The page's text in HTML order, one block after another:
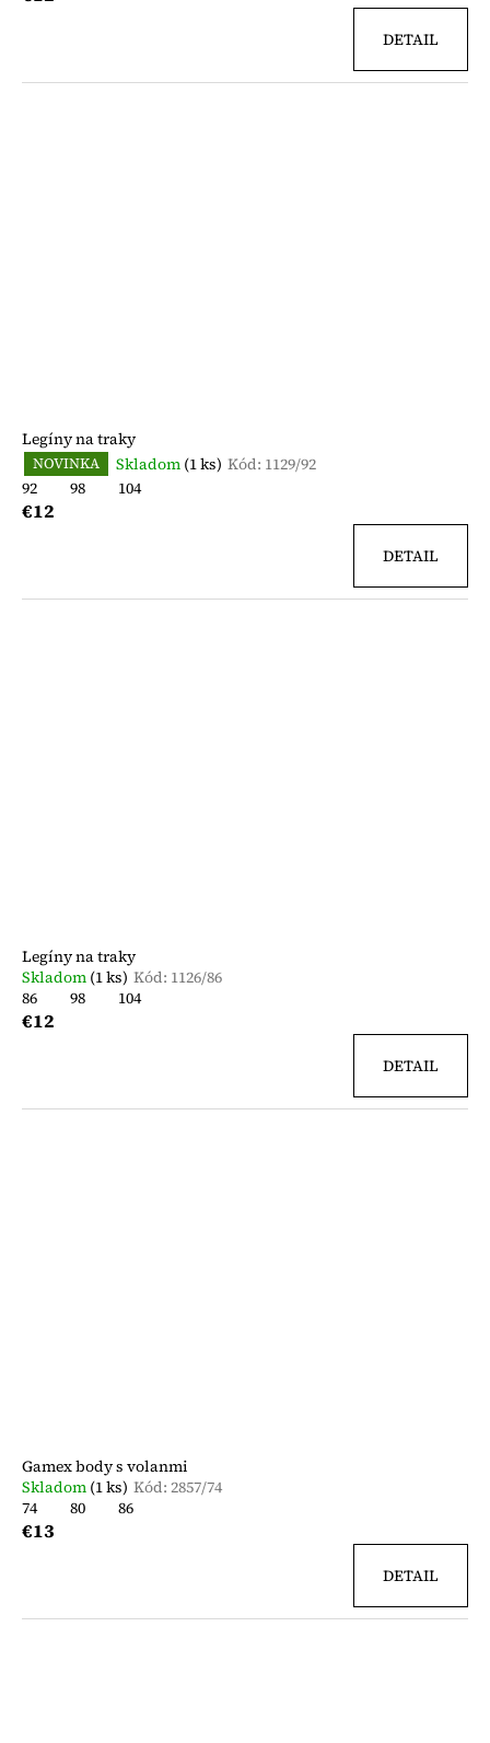
DETAIL
Legíny na traky
NOVINKA Skladom (1 ks) Kód: 1129/92
92
98 104
€12
DETAIL
Legíny na traky
Skladom (1 ks) Kód: 1126/86
86
98 104
€12
DETAIL
Gamex body s volanmi
Skladom (1 ks) Kód: 2857/74
74
80 86
€13
DETAIL